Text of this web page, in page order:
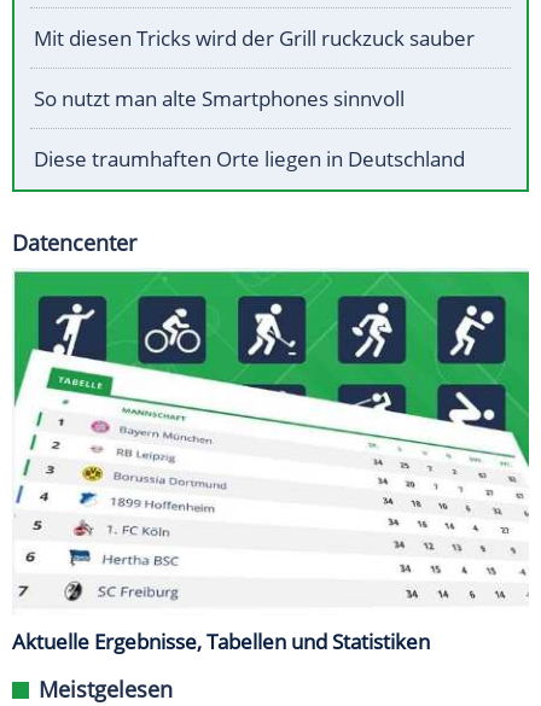
Mit diesen Tricks wird der Grill ruckzuck sauber
So nutzt man alte Smartphones sinnvoll
Diese traumhaften Orte liegen in Deutschland
Datencenter
Aktuelle Ergebnisse, Tabellen und Statistiken
Meistgelesen